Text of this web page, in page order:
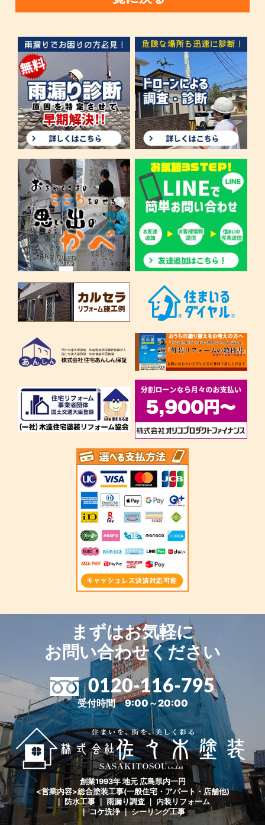
まずはお気軽に
お問い合わせください
0120-116-795
受付時間 9:00～20:00
創業1993年 地元 広島県内一円
<営業内容>総合塗装工事(一般住宅・アパート・店舗他)
｜ 防水工事 ｜ 雨漏り調査 ｜ 内装リフォーム
｜ コケ洗浄 ｜ シーリング工事